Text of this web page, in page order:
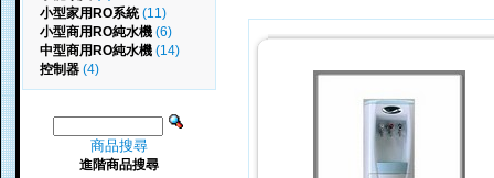
小型家用RO系統(11)
小型商用RO純水機 (6)
中型商用RO純水機 (14)
控制器 (4)
商品搜尋
進階商品搜尋